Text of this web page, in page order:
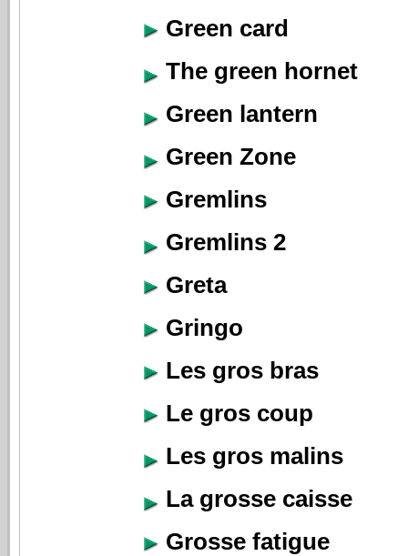
Green card
The green hornet
Green lantern
Green Zone
Gremlins
Gremlins 2
Greta
Gringo
Les gros bras
Le gros coup
Les gros malins
La grosse caisse
Grosse fatigue